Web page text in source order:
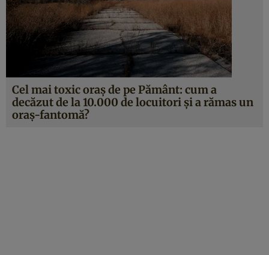
Cel mai toxic oraș de pe Pământ: cum a
decăzut de la 10.000 de locuitori și a rămas un
oraș-fantomă?